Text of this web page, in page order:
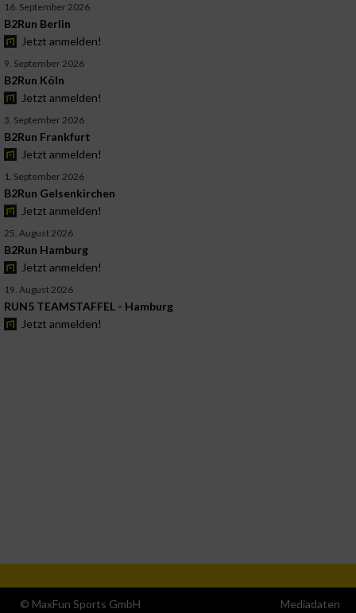
16. September 2026
B2Run Berlin
Jetzt anmelden!
9. September 2026
B2Run Köln
Jetzt anmelden!
3. September 2026
B2Run Frankfurt
Jetzt anmelden!
1. September 2026
B2Run Gelsenkirchen
Jetzt anmelden!
25. August 2026
B2Run Hamburg
Jetzt anmelden!
19. August 2026
RUN5 TEAMSTAFFEL - Hamburg
Jetzt anmelden!
© MaxFun Sports GmbH Mediadaten